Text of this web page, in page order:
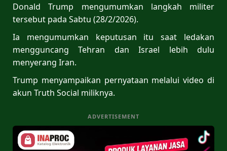
Donald Trump mengumumkan langkah militer
tersebut pada Sabtu (28/2/2026).
Ia mengumumkan keputusan itu saat ledakan
mengguncang Tehran dan Israel lebih dulu
menyerang Iran.
Trump menyampaikan pernyataan melalui video di
akun Truth Social miliknya.
ADVERTISEMENT